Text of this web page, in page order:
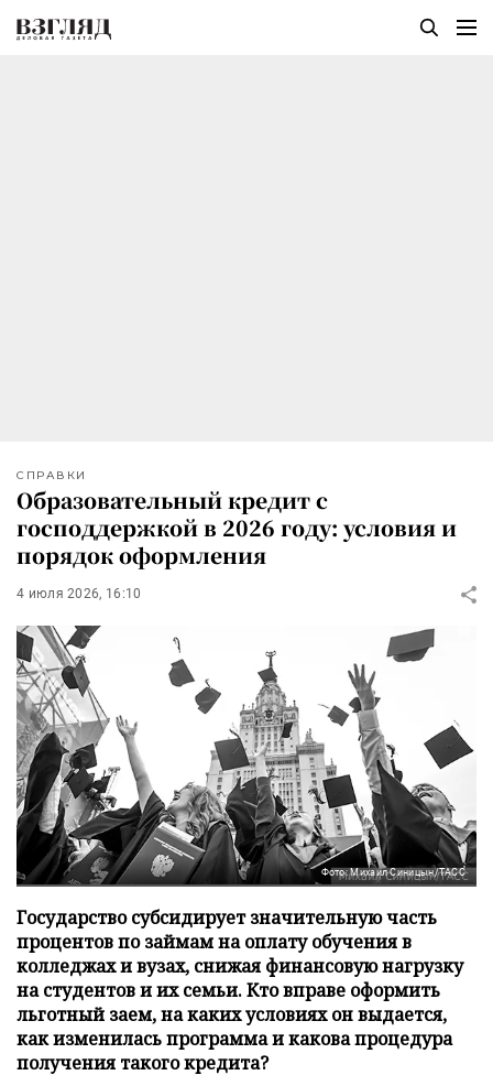
СПРАВКИ
Образовательный кредит с
господдержкой в 2026 году: условия и
порядок оформления
4 июля 2026, 16:10
Фото: Михаил Синицын/ТАСС
Государство субсидирует значительную часть
процентов по займам на оплату обучения в
колледжах и вузах, снижая финансовую нагрузку
на студентов и их семьи. Кто вправе оформить
льготный заем, на каких условиях он выдается,
как изменилась программа и какова процедура
получения такого кредита?